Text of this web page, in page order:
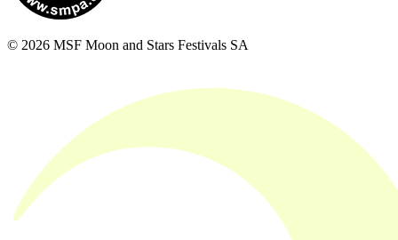
© 2026 MSF Moon and Stars Festivals SA